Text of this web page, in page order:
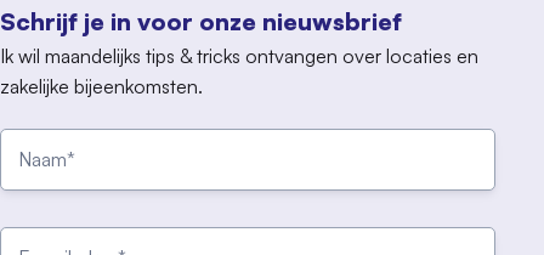
Schrijf je in voor onze nieuwsbrief
Ik wil maandelijks tips & tricks ontvangen over locaties en
zakelijke bijeenkomsten.